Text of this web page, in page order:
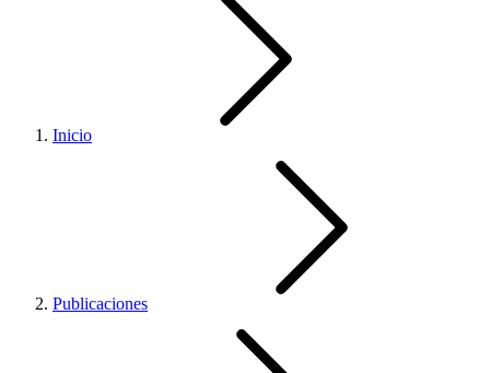
Inicio
Publicaciones